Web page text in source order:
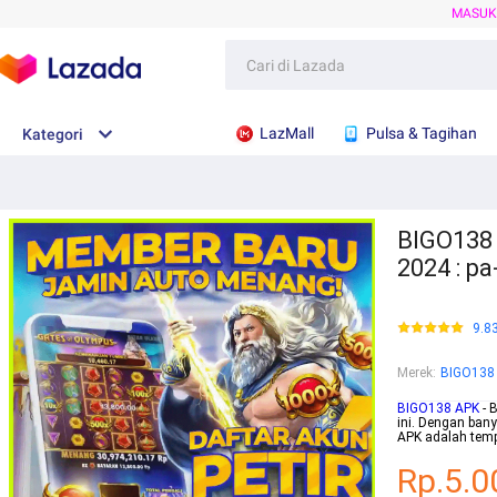
Kategori LazMall Pulsa & Tagihan
2024 :
Merek: BIGO138
BIGO138 APK -
ini. Dengan
APK adalah